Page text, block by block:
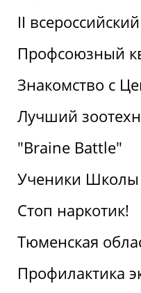
II
Профсоюзный
Знакомство с
Лучший
"Braine Battle"
Ученики Школы
Стоп наркотик!
Тюменская
Профилактика